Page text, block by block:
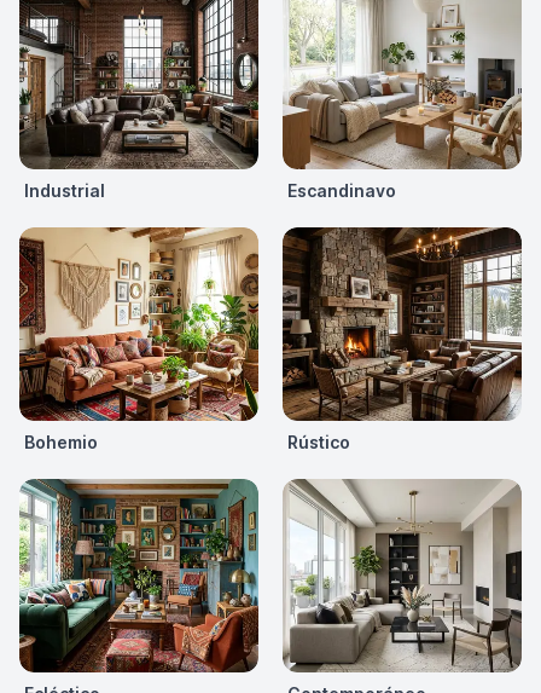
Industrial Escandinavo
Bohemio Rústico